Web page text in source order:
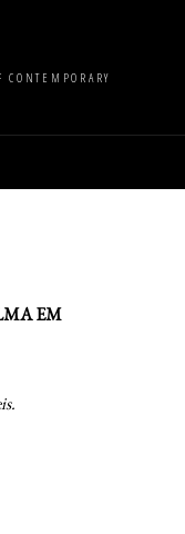
EM